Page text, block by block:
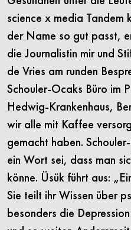
science x media Tandem
der Name so gut passt,
die Journalistin mir und
de Vries am runden
Schouler-Ocaks Büro im
Hedwig-Krankenhaus,
wir alle mit Kaffee
gemacht haben.
ein Wort sei, dass man
könne. Üsük führt aus:
Sie teilt ihr Wissen über
besonders die